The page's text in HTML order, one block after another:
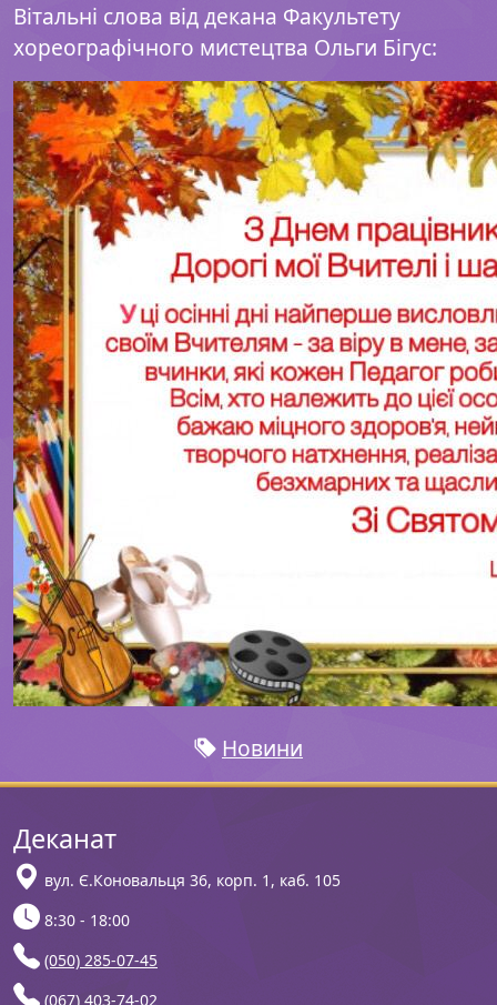
Вітальні слова від декана Факультету
хореографічного мистецтва Ольги Бігус:
Новини
Деканат
вул. Є.Коновальця 36, корп. 1, каб. 105
8:30 - 18:00
(050) 285-07-45
(067) 403-74-02